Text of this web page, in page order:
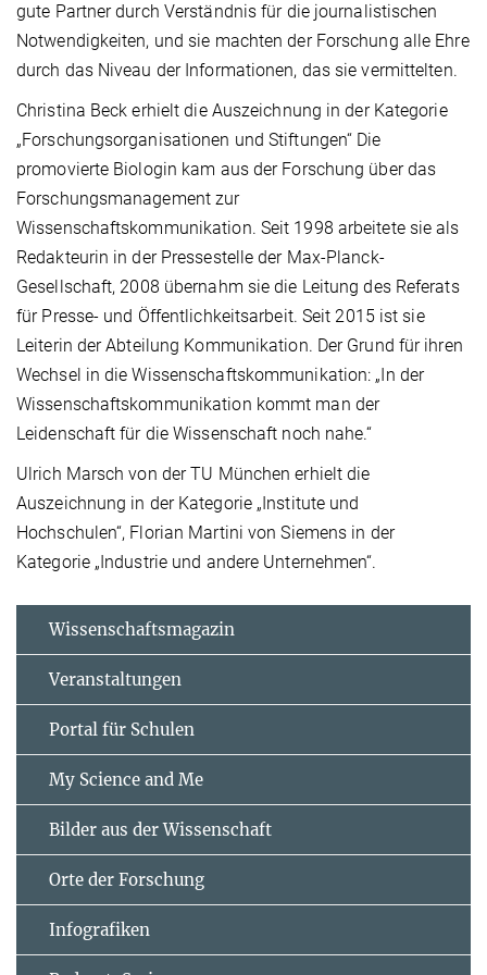
gute Partner durch Verständnis für die journalistischen
Notwendigkeiten, und sie machten der Forschung alle Ehre
durch das Niveau der Informationen, das sie vermittelten.
Christina Beck erhielt die Auszeichnung in der Kategorie
„Forschungsorganisationen und Stiftungen“ Die
promovierte Biologin kam aus der Forschung über das
Forschungsmanagement zur
Wissenschaftskommunikation. Seit 1998 arbeitete sie als
Redakteurin in der Pressestelle der Max-Planck-
Gesellschaft, 2008 übernahm sie die Leitung des Referats
für Presse- und Öffentlichkeitsarbeit. Seit 2015 ist sie
Leiterin der Abteilung Kommunikation. Der Grund für ihren
Wechsel in die Wissenschaftskommunikation: „In der
Wissenschaftskommunikation kommt man der
Leidenschaft für die Wissenschaft noch nahe.“
Ulrich Marsch von der TU München erhielt die
Auszeichnung in der Kategorie „Institute und
Hochschulen“, Florian Martini von Siemens in der
Kategorie „Industrie und andere Unternehmen“.
Wissenschaftsmagazin
Veranstaltungen
Portal für Schulen
My Science and Me
Bilder aus der Wissenschaft
Orte der Forschung
Infografiken